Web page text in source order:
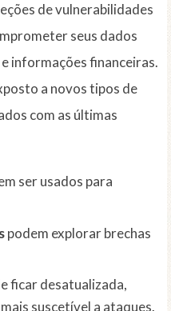
de vulnerabilidades
seus dados
informações financeiras.
a novos tipos de
com as últimas
ser usados para
podem explorar brechas
ficar desatualizada,
suscetível a ataques.